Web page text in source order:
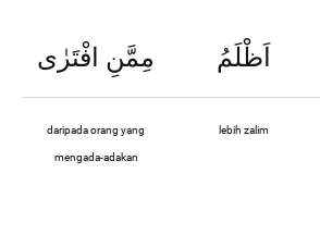
مِمَّنِ افْتَرٰى اَظْلَمُ
daripada orang yang
mengada-adakan
lebih zalim